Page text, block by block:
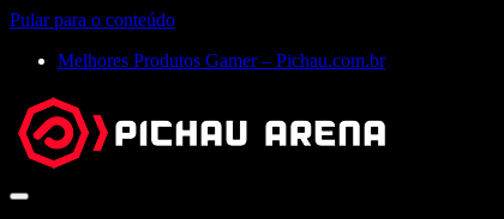
Pular para o conteúdo
Melhores Produtos Gamer – Pichau.com.br
Abrir